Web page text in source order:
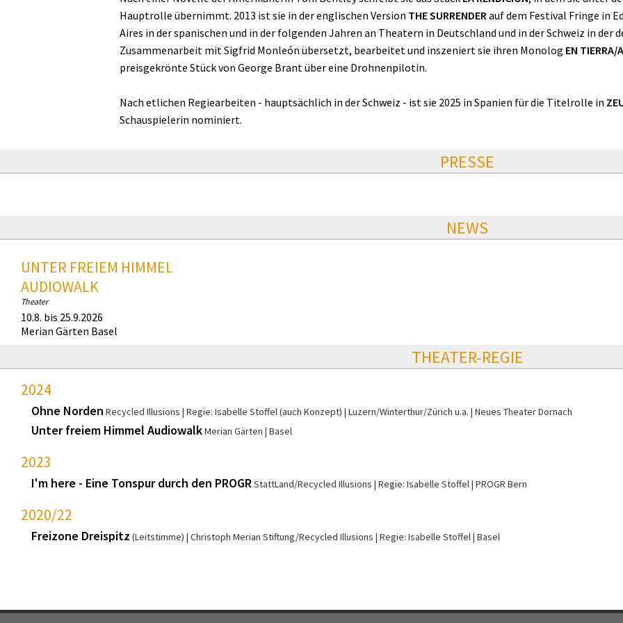
Hauptrolle übernimmt. 2013 ist sie in der englischen Version THE SURRENDERauf dem Festival Fringe in
Aires in der spanischen und in der folgenden Jahren an Theatern in Deutschland und in der Schweiz in der
Zusammenarbeit mit Sigfrid Monleón übersetzt, bearbeitet und inszeniert sie ihren Monolog EN TIERRA/
preisgekrönte Stück von George Brant über eine Drohnenpilotin.
Nach etlichen Regiearbeiten - hauptsächlich in der Schweiz - ist sie 2025 in Spanien für die Titelrolle in
Schauspielerin nominiert.
PRESSE
NEWS
UNTER FREIEM HIMMEL
AUDIOWALK
Theater
10.8. bis 25.9.2026
Merian Gärten Basel
THEATER-REGIE
2024
Ohne Norden Recycled Illusions Regie: Isabelle Stoffel (auch Konzept) Luzern/Winterthur/Zürich u.a. Neues Theater Dornach
Unter freiem Himmel AudiowalkMerian Gärten Basel
2023
I'm here - Eine Tonspur durch den PROGRStattLand/Recycled Illusions Regie: Isabelle Stoffel PROGR Bern
2020/22
Freizone Dreispitz (Leitstimme) Christoph Merian Stiftung/Recycled Illusions Regie: Isabelle Stoffel Basel